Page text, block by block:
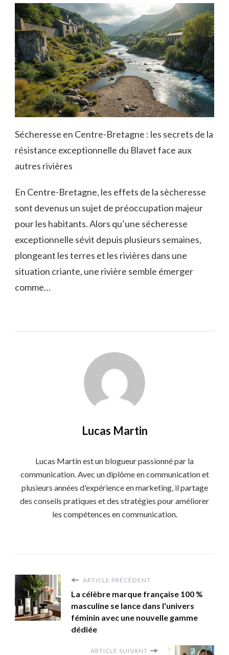
Sécheresse en Centre-Bretagne : les secrets de la
résistance exceptionnelle du Blavet face aux
autres rivières
En Centre-Bretagne, les effets de la sècheresse
sont devenus un sujet de préoccupation majeur
pour les habitants. Alors qu’une sécheresse
exceptionnelle sévit depuis plusieurs semaines,
plongeant les terres et les rivières dans une
situation criante, une rivière semble émerger
comme…
Lucas Martin
Lucas Martin est un blogueur passionné par la
communication. Avec un diplôme en communication et
plusieurs années d'expérience en marketing, il partage
des conseils pratiques et des stratégies pour améliorer
les compétences en communication.
ARTICLE PRÉCÉDENT
La célèbre marque française 100 %
masculine se lance dans l'univers
féminin avec une nouvelle gamme
dédiée
ARTICLE SUIVANT